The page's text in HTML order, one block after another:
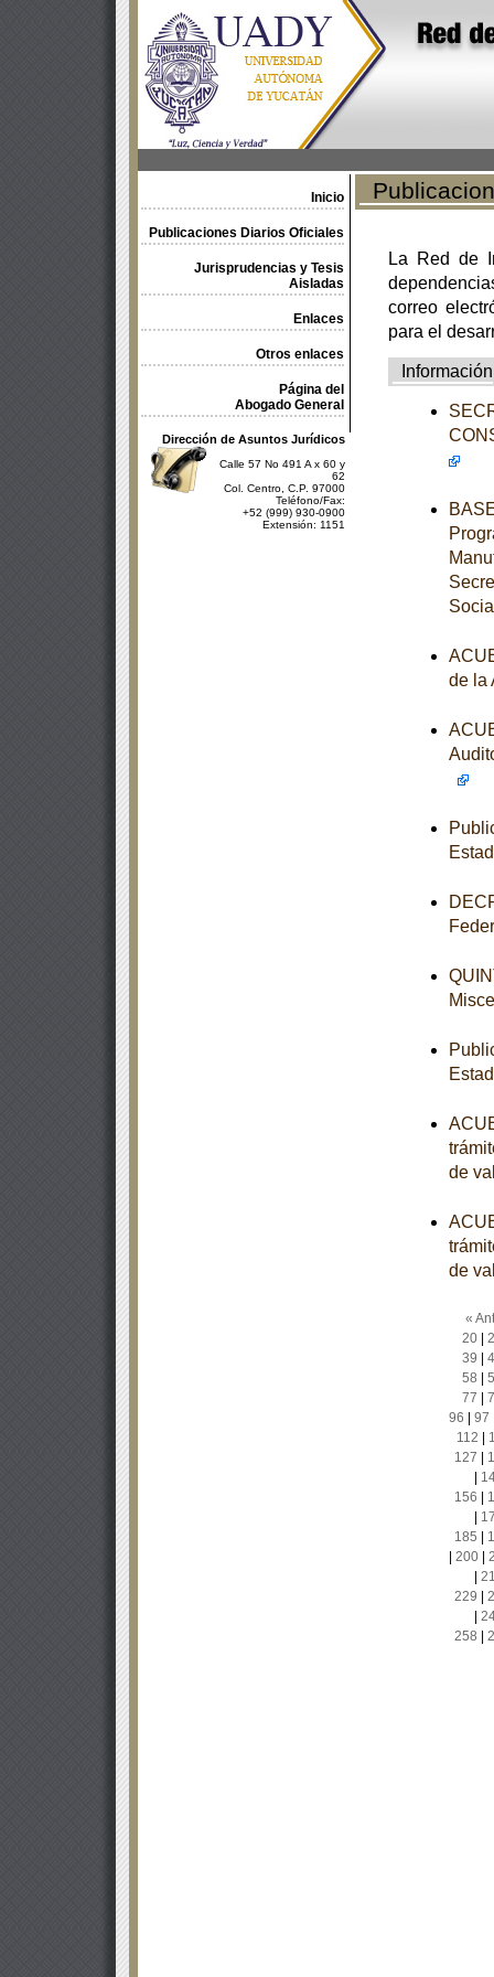
Inicio
Publicaciones Diarios Oficiales
Jurisprudencias y Tesis
Aisladas
Enlaces
Otros enlaces
Página del
Abogado General
Dirección de Asuntos Jurídicos
Calle 57 No 491 A x 60 y
62
Col. Centro, C.P. 97000
Teléfono/Fax:
+52 (999) 930-0900
Extensión: 1151
La Red de
correo
para el
Información
de la
de
de
«
20|
39
58
77
96
97
112
127
156
185
200|
229
258